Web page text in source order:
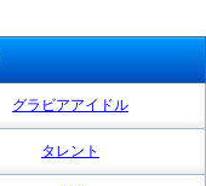
グラビアアイドル
タレント